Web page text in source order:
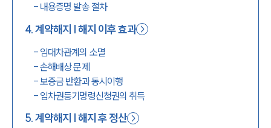
- 내용증명 발송 절차
4.계약해지 | 해지 이후 효과
- 임대차관계의 소멸
-손해배상 문제
-보증금 반환과 동시이행
- 임차권등기명령신청권의 취득
5.계약해지 | 해지 후 정산